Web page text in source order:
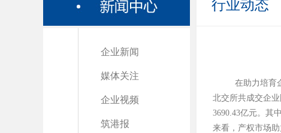
企业新闻
媒体关注
企业视频
筑港报
行业动态
在助力培育
北交所共成交企
3690.43亿元。其
来看，产权市场